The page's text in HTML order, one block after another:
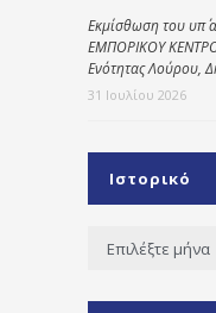
Εκμίσθωση του υπ΄
ΕΜΠΟΡΙΚΟΥ
Ενότητας Λούρου,
31 Ιουλίου 2026
Ιστορικό
Ιστορικό